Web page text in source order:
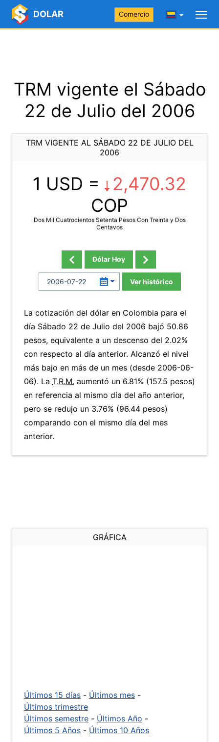
DOLAR Comercio
TRM vigente el Sábado
22 de Julio del 2006
TRM VIGENTE AL SÁBADO 22 DE JULIO DEL
2006
1 USD =
2,470.32
COP
Dos Mil Cuatrocientos Setenta Pesos Con Treinta y Dos
Centavos
Dólar Hoy
Ver histórico
La cotización del dólar en Colombia para el
día Sábado 22 de Julio del 2006 bajó 50.86
pesos, equivalente a un descenso del 2.02%
con respecto al día anterior. Alcanzó el nivel
más bajo en más de un mes (desde 2006-06-
06). La T.R.M. aumentó un 6.81% (157.5 pesos)
en referencia al mismo día del año anterior,
pero se redujo un 3.76% (96.44 pesos)
comparando con el mismo día del mes
anterior.
GRÁFICA
Últimos 15 días - Últimos mes -
Últimos trimestre
Últimos semestre - Últimos Año -
Últimos 5 Años - Últimos 10 Años